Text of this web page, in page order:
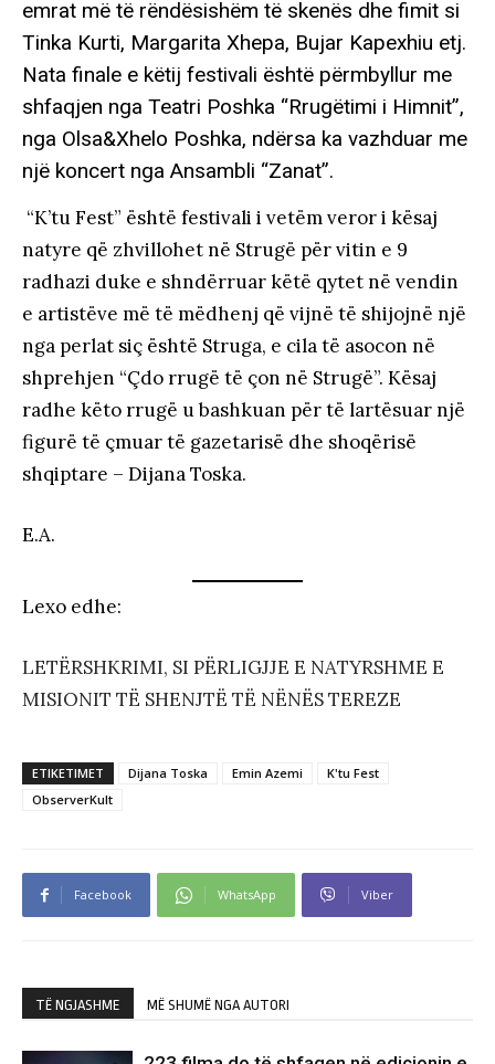
emrat më të rëndësishëm të skenës dhe fimit si
Tinka Kurti, Margarita Xhepa, Bujar Kapexhiu etj.
Nata finale e këtij festivali është përmbyllur me
shfaqjen nga Teatri Poshka “Rrugëtimi i Himnit”,
nga Olsa&Xhelo Poshka, ndërsa ka vazhduar me
një koncert nga Ansambli “Zanat”.
“K’tu Fest” është festivali i vetëm veror i kësaj
natyre që zhvillohet në Strugë për vitin e 9
radhazi duke e shndërruar këtë qytet në vendin
e artistëve më të mëdhenj që vijnë të shijojnë një
nga perlat siç është Struga, e cila të asocon në
shprehjen “Çdo rrugë të çon në Strugë”. Kësaj
radhe këto rrugë u bashkuan për të lartësuar një
figurë të çmuar të gazetarisë dhe shoqërisë
shqiptare – Dijana Toska.
E.A.
Lexo edhe:
LETËRSHKRIMI, SI PËRLIGJJE E NATYRSHME E
MISIONIT TË SHENJTË TË NËNËS TEREZE
ETIKETIMET Dijana Toska Emin Azemi
K'tu Fest
ObserverKult
Facebook WhatsApp Viber
TË NGJASHME MË SHUMË NGA AUTORI